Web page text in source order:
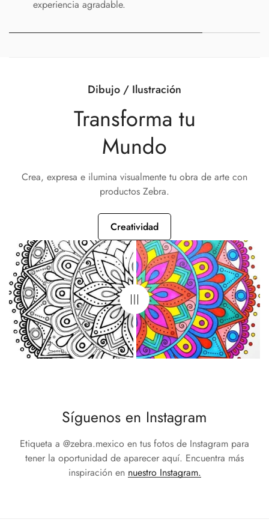
experiencia agradable.
Dibujo / Ilustración
Transforma tu
Mundo
Crea, expresa e ilumina visualmente tu obra de arte con
productos Zebra.
Creatividad
Síguenos en Instagram
Etiqueta a @zebra.mexico en tus fotos de Instagram para
tener la oportunidad de aparecer aquí. Encuentra más
inspiración en nuestro Instagram.